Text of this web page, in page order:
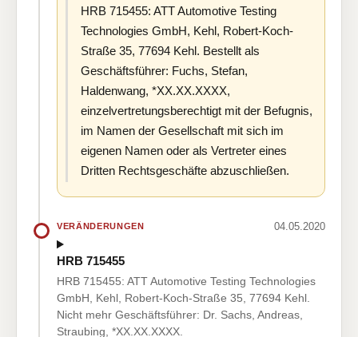
HRB 715455: ATT Automotive Testing
Technologies GmbH, Kehl, Robert-Koch-
Straße 35, 77694 Kehl. Bestellt als
Geschäftsführer: Fuchs, Stefan,
Haldenwang, *XX.XX.XXXX,
einzelvertretungsberechtigt mit der Befugnis,
im Namen der Gesellschaft mit sich im
eigenen Namen oder als Vertreter eines
Dritten Rechtsgeschäfte abzuschließen.
VERÄNDERUNGEN 04.05.2020
HRB 715455
HRB 715455: ATT Automotive Testing Technologies
GmbH, Kehl, Robert-Koch-Straße 35, 77694 Kehl.
Nicht mehr Geschäftsführer: Dr. Sachs, Andreas,
Straubing, *XX.XX.XXXX.